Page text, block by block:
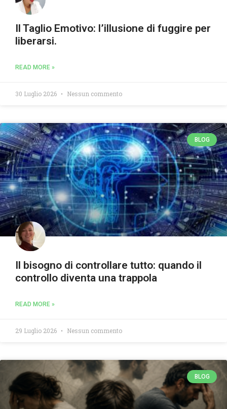
Il Taglio Emotivo: l’illusione di fuggire per
liberarsi.
READ MORE »
30 Luglio 2026 Nessun commento
BLOG
Il bisogno di controllare tutto: quando il
controllo diventa una trappola
READ MORE »
29 Luglio 2026 Nessun commento
BLOG